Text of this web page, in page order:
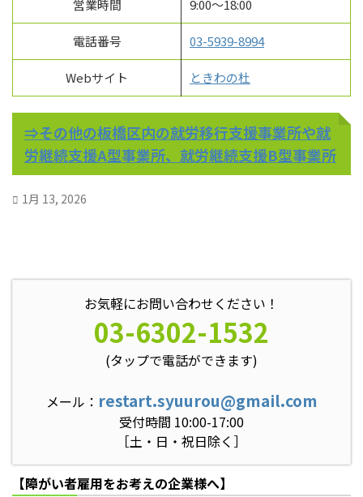
営業時間 9:00～18:00
電話番号 03-5939-8994
Webサイト ときわの杜
⇒その他の板橋区内の就労移行支援事業所や就
労継続支援A型事業所、就労継続支援B型事業所
1月 13, 2026
お気軽にお問い合わせください！
03-6302-1532
(タップで電話ができます)
メール： restart.syuurou@gmail.com
受付時間 10:00-17:00
［土・日・祝日除く］
【障がい者雇用をお考えの企業様へ】